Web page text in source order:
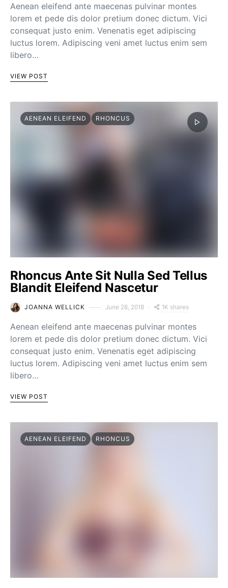
Aenean eleifend ante maecenas pulvinar montes
lorem et pede dis dolor pretium donec dictum. Vici
consequat justo enim. Venenatis eget adipiscing
luctus lorem. Adipiscing veni amet luctus enim sem
libero…
VIEW POST
AENEAN ELEIFEND RHONCUS
Rhoncus Ante Sit Nulla Sed Tellus
Blandit Eleifend Nascetur
JOANNA WELLICK June 28, 2018 1K shares
Aenean eleifend ante maecenas pulvinar montes
lorem et pede dis dolor pretium donec dictum. Vici
consequat justo enim. Venenatis eget adipiscing
luctus lorem. Adipiscing veni amet luctus enim sem
libero…
VIEW POST
AENEAN ELEIFEND RHONCUS